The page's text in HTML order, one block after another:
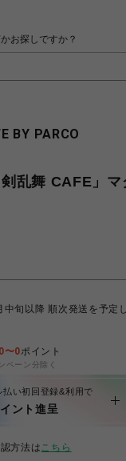
BY PARCO
剣乱舞 CAFE」
旬以降 順次発送を予定
0〜0ポイント
ペーン分除く
い初回登録&利用で
ント進呈
方法はこちら